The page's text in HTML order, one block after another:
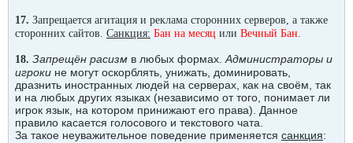
17. Запрещается агитация и реклама сторонних серверов, а также
сторонних сайтов. Санкция: Бан на месяц или Вечный Бан
18. Запрещён расизм в любых формах. Администраторы и
игроки не могут оскорблять, унижать, доминировать,
дразнить иностранных людей на серверах, как на своём, так
и на любых других языках (независимо от того, понимает ли
игрок язык, на котором принижают его права). Данное
правило касается голосового и текстового чата.
За такое неуважительное поведение применяется санкция: